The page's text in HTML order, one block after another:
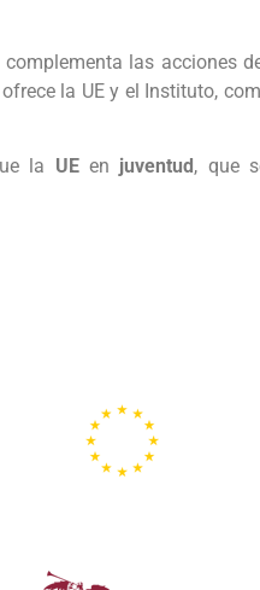
las acciones
la UE y el Instituto,
la UEen juventud , que